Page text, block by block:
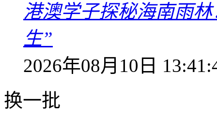
港澳学子探秘海南雨
生”
2026年08月10日
换一批